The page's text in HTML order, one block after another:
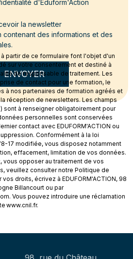
d'Eduform'Action
la newsletter
contenant des informations et des
ENVOYER
partir de ce formulaire font l'objet d'un
sur votre consentement et destiné à
de responsable de traitement. Les
de contact pour une formation, le
à nos partenaires de formation agréés et
réception de newsletters. Les champs
sont à renseigner obligatoirement pour
personnelles sont conservées
contact avec EDUFORM'ACTION ou
Conformément à la loi
17 modifiée, vous disposez notamment
effacement, limitation de vos données.
vous opposer au traitement de vos
veuillez consulter notre Politique de
droits, écrivez à EDUFORM'ACTION, 98
Billancourt ou par
Vous pouvez introduire une réclamation
www.cnil.fr.